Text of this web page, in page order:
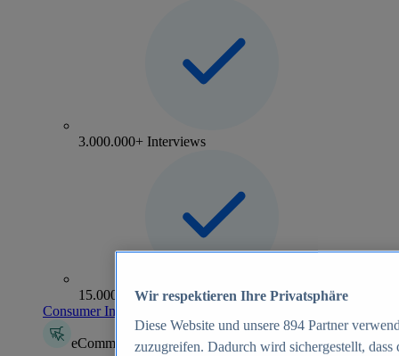
3.000.000+ Interviews
15.000+ Marken
Consumer Insights entdecken
eCommerce Insights
Wir respektieren Ihre Privatsphäre
Diese Website und unsere 894 Partner
zuzugreifen. Dadurch wird sichergestellt,